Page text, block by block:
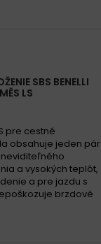
SBS BENELLI
LS
pre cestné
obsahuje jeden pár
a vysokých teplôt,
a pre jazdu s
brzdové